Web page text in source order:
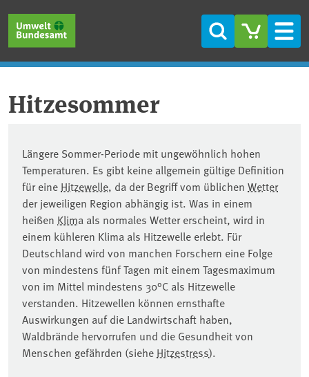
Suche
Hitzesommer
Längere Sommer-Periode mit ungewöhnlich hohen
Temperaturen. Es gibt keine allgemein gültige Definition
für eine Hitzewelle, da der Begriff vom üblichen Wetter
der jeweiligen Region abhängig ist. Was in einem
heißen Klima als normales Wetter erscheint, wird in
einem kühleren Klima als Hitzewelle erlebt. Für
Deutschland wird von manchen Forschern eine Folge
von mindestens fünf Tagen mit einem Tagesmaximum
von im Mittel mindestens 30°C als Hitzewelle
verstanden. Hitzewellen können ernsthafte
Auswirkungen auf die Landwirtschaft haben,
Waldbrände hervorrufen und die Gesundheit von
Menschen gefährden (siehe Hitzestress).